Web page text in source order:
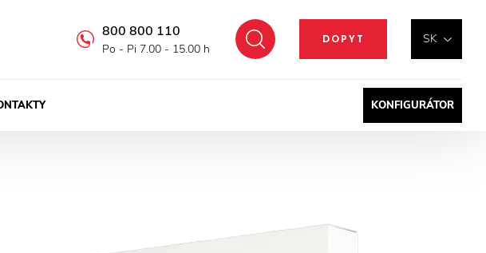
SK
DOPYT
Hľadať
800 800 110
Po - Pi 7.00 - 15.00 h
KONFIGURÁTOR